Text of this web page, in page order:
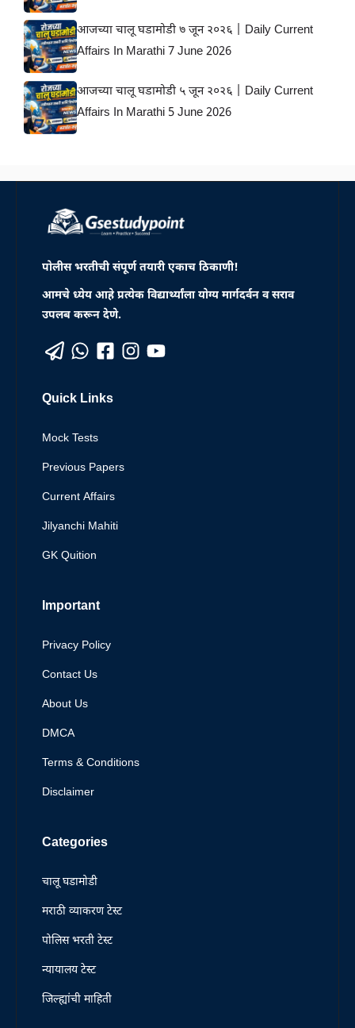
आजच्या चालू घडामोडी ७ जून २०२६ | Daily Current
Affairs In Marathi 7 June 2026
आजच्या चालू घडामोडी ५ जून २०२६ | Daily Current
Affairs In Marathi 5 June 2026
पोलीस भरतीची संपूर्ण तयारी एकाच ठिकाणी!
आमचे ध्येय आहे प्रत्येक विद्यार्थ्यांला योग्य मार्गदर्वन व सराव
उपलब करून देणे.
Quick Links
Mock Tests
Previous Papers
Current Affairs
Jilyanchi Mahiti
GK Quition
Important
Privacy Policy
Contact Us
About Us
DMCA
Terms & Conditions
Disclaimer
Categories
चालू घडामोडी
मराठी व्याकरण टेस्ट
पोलिस भरती टेस्ट
न्यायालय टेस्ट
जिल्ह्यांची माहिती